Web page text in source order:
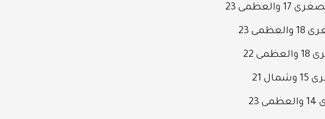
23
23
22
21